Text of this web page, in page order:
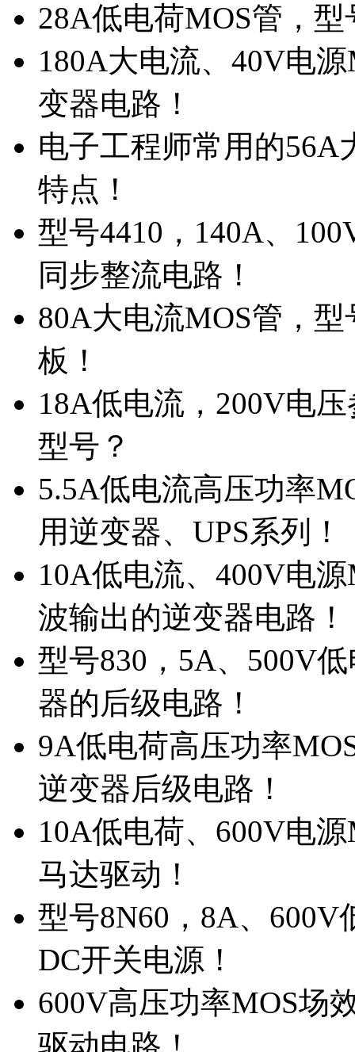
28A低电荷MOS管，
180A大电流、40V电
变器电路！
电子工程师常用的56A
特点！
型号4410，140A、
同步整流电路！
80A大电流MOS管，
板！
18A低电流，200V电
型号？
5.5A低电流高压功率
用逆变器、UPS系列！
10A低电流、400V电
波输出的逆变器电路！
型号830，5A、500V
器的后级电路！
9A低电荷高压功率
逆变器后级电路！
10A低电荷、600V电
马达驱动！
型号8N60，8A、
DC开关电源！
600V高压功率MOS场